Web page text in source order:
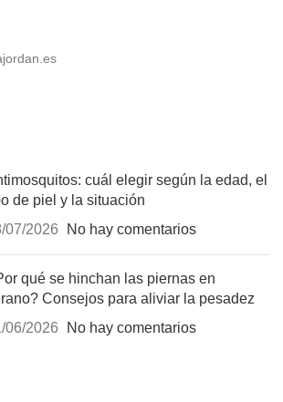
cuál elegir según la edad, el
de piel y la situación
07/2026
No hay comentarios
qué se hinchan las piernas en
Consejos para aliviar la pesadez
06/2026
No hay comentarios